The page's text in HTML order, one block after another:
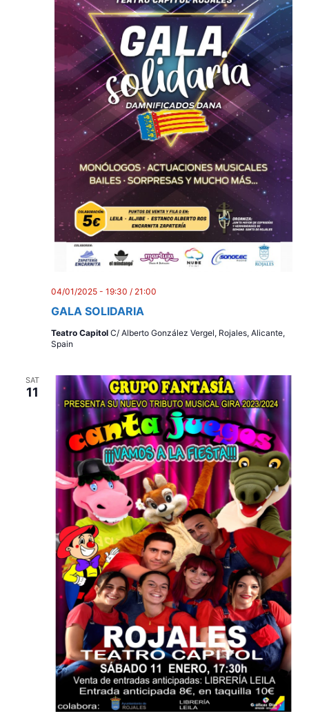
GALA SOLIDARIA
04/01/2025 - 19:30 / 21:00
Teatro Capitol C/ Alberto González Vergel, Rojales, Alicante,
Spain
SAT
11